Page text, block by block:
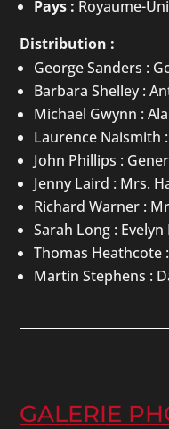
Pays : Royaume-Uni
Distribution :
George Sanders :
Barbara Shelley :
Michael Gwynn :
Laurence Naismith
John Phillips :
Jenny Laird : Mrs.
Richard Warner :
Sarah Long :
Thomas Heathcote
Martin Stephens :
GALERIE